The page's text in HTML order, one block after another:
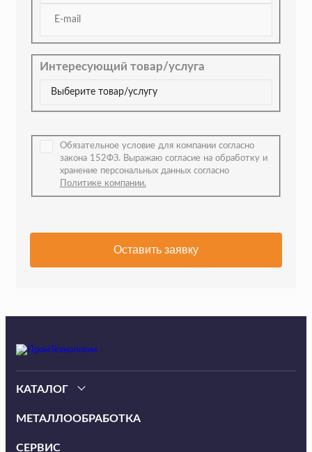
Интересующий товар/услуга
Обязательное условие для компании согласно
закона 152ФЗ. Выражаю согласие на обработку и
хранение персональных данных согласно
Политике компании.
Оставить заявку
КАТАЛОГ
МЕТАЛЛООБРАБОТКА
СЕРВИС